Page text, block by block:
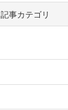
記事カテゴリ